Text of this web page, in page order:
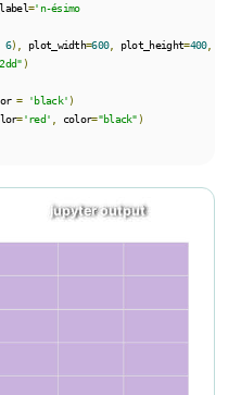
='n-ésimo
6), plot_width=600, plot_height=400,
)
= 'black' )
='red' , color="black" )